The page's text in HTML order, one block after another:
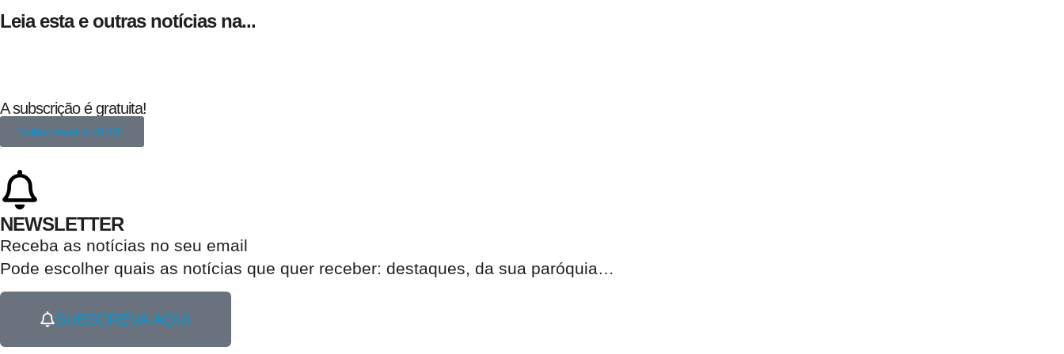
Leia esta e outras notícias na...
A subscrição é gratuita!
Subscrever a REDE
NEWSLETTER
Receba as notícias no seu email​
Pode escolher quais as notícias que quer receber: destaques, da sua paróquia…
SUBSCREVA AQUI